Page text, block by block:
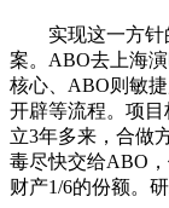
实现这一方针
案。ABO去上海
核心、ABO则敏
开辟等流程。项
立3年多来，合做
毒尽快交给ABO
财产1/6的份额。